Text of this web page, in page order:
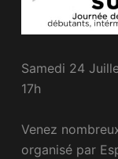
Samedi 24
17h
Venez
organisé par